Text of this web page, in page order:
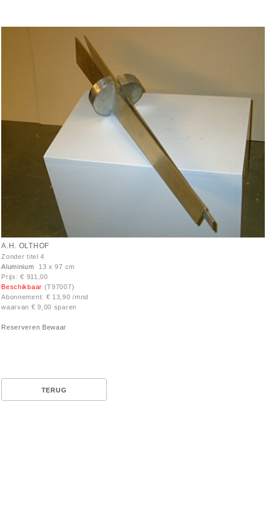
A.H. OLTHOF
Zonder titel 4
Aluminium 13 x 97 cm
Prijs: € 911,00
Beschikbaar (T97007)
Abonnement: € 13,90 /mnd
waarvan € 9,00 sparen
Reserveren Bewaar
TERUG